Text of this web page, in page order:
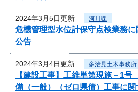
2024年3月5日更新 河川課
危機管理型水位計保守点検業務
公告
2024年3月4日更新 多治見土木事務所
【建設工事】工維単第現施－1
備（一般）（ゼロ県債）工事に